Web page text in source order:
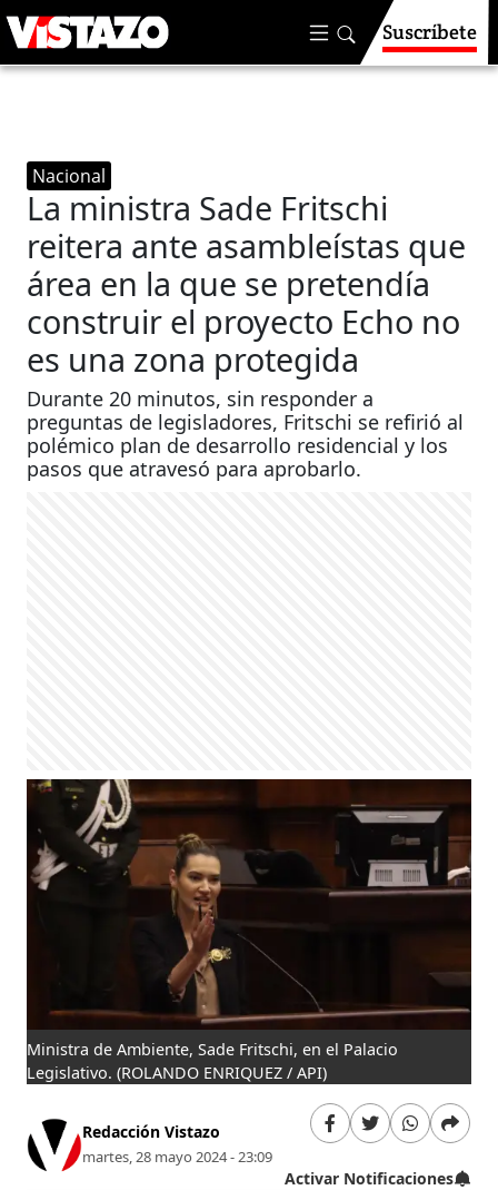
Suscríbete
Nacional
La ministra Sade Fritschi
reitera ante asambleístas que
área en la que se pretendía
construir el proyecto Echo no
es una zona protegida
Durante 20 minutos, sin responder a
preguntas de legisladores, Fritschi se refirió al
polémico plan de desarrollo residencial y los
pasos que atravesó para aprobarlo.
Ministra de Ambiente, Sade Fritschi, en el Palacio
Legislativo. (ROLANDO ENRIQUEZ / API)
Redacción Vistazo
martes, 28 mayo 2024 - 23:09
Activar Notificaciones